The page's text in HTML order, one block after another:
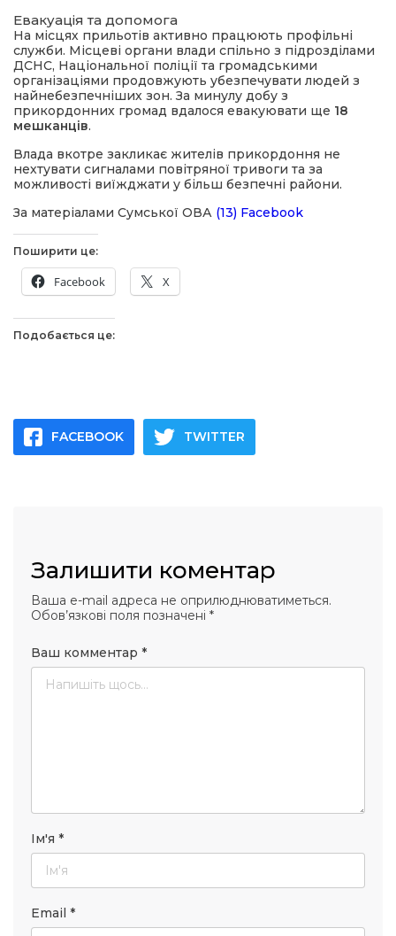
Евакуація та допомога
На місцях прильотів активно працюють профільні
служби. Місцеві органи влади спільно з підрозділами
ДСНС, Національної поліції та громадськими
організаціями продовжують убезпечувати людей з
найнебезпечніших зон. За минулу добу з
прикордонних громад вдалося евакуювати ще 18
мешканців.
Влада вкотре закликає жителів прикордоння не
нехтувати сигналами повітряної тривоги та за
можливості виїжджати у більш безпечні райони.
За матеріалами Сумської ОВА (13) Facebook
Поширити це:
Facebook X
Подобається це:
FACEBOOK TWITTER
Залишити коментар
Ваша e-mail адреса не оприлюднюватиметься.
Обов’язкові поля позначені *
Ваш комментар *
Ім'я *
Email *